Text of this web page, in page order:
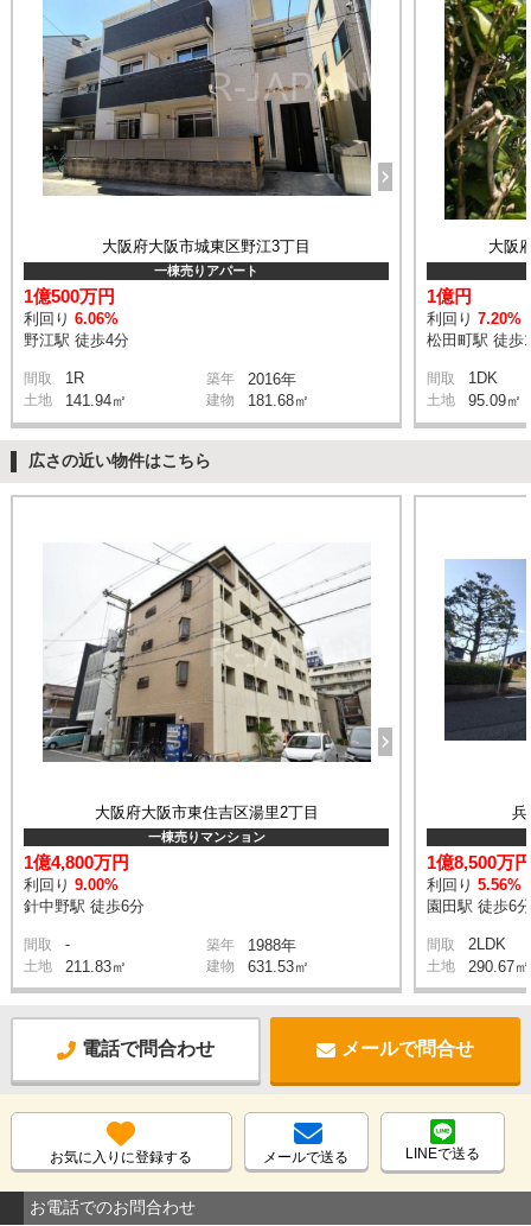
大阪府大阪市城東区野江3丁目
一棟売りアパート
1億500万円
利回り6.06%
野江駅 徒歩4分
間取 1R 築年 2016年
土地 141.94㎡ 建物 181.68㎡
大阪
1億円
利回り 7.20%
松田町駅 徒歩
間取 1DK
土地 95.09㎡
広さの近い物件はこちら
大阪府大阪市東住吉区湯里2丁目
一棟売りマンション
1億4,800万円
利回り9.00%
針中野駅 徒歩6分
間取 - 築年 1988年
土地 211.83㎡ 建物 631.53㎡
兵
1億8,500万円
利回り 5.56%
園田駅 徒歩6分
間取 2LDK
土地 290.67㎡
電話で問合わせ メールで問合せ
お気に入りに登録する メールで送る LINEで送る
お電話でのお問合わせ